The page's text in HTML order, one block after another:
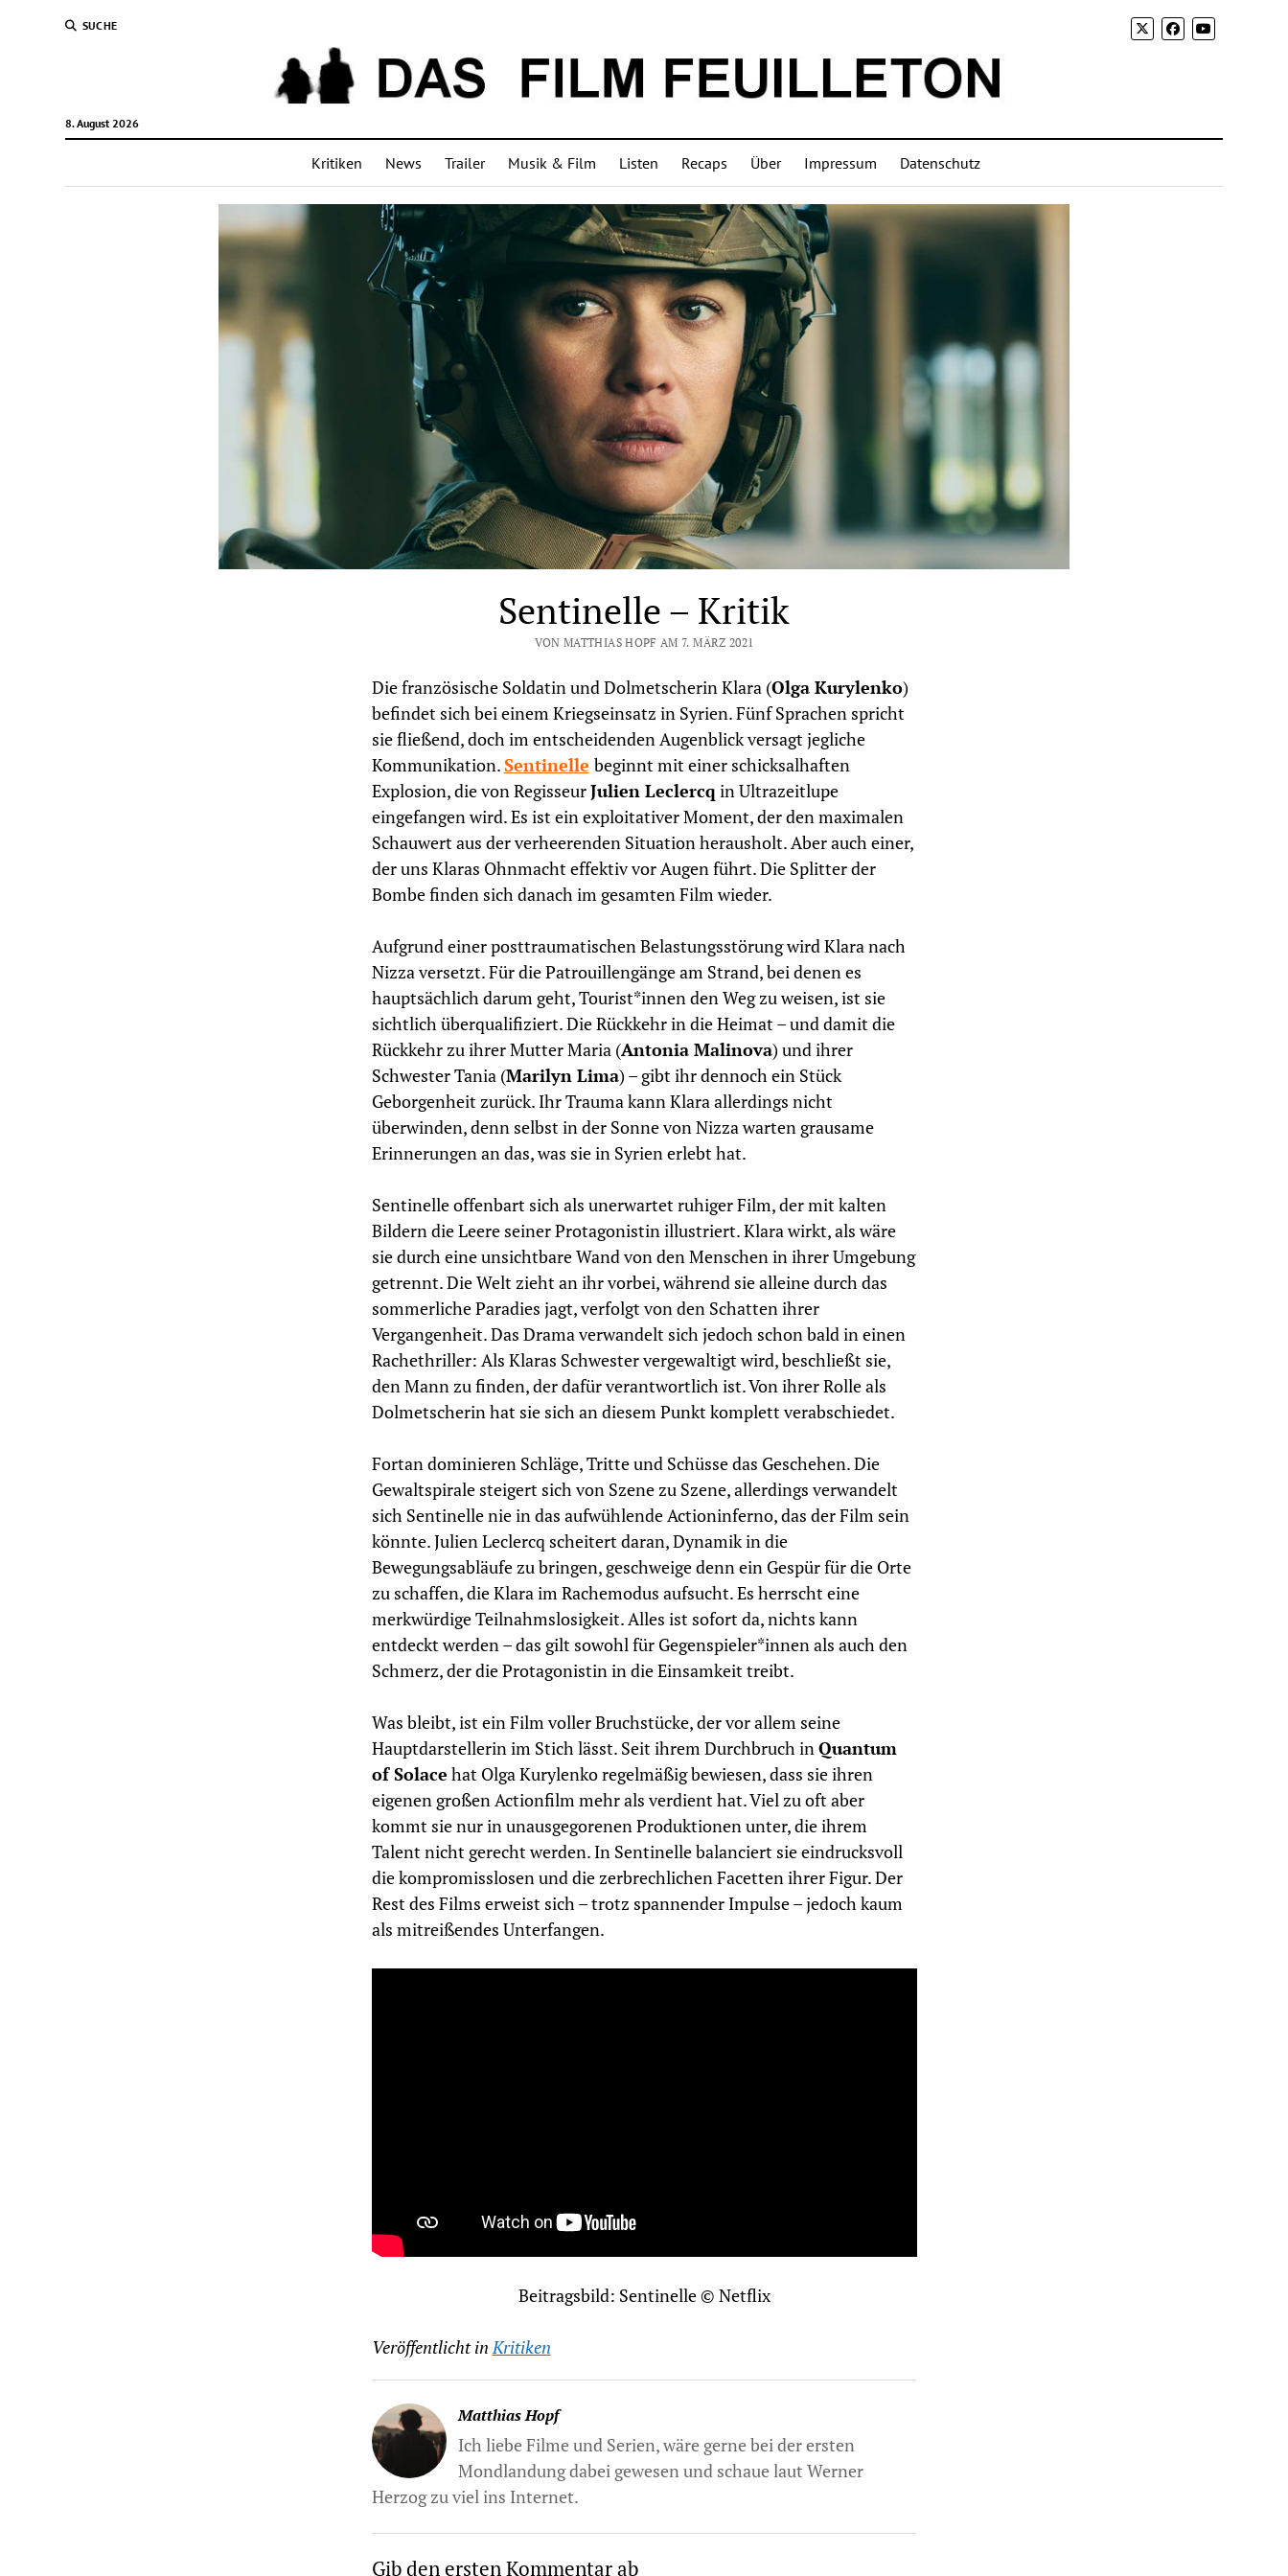
SUCHE
8. August 2026
Kritiken News Trailer Musik & Film Listen Recaps Über Impressum Datenschutz
Sentinelle – Kritik
VON MATTHIAS HOPF AM 7. MÄRZ 2021
Die französische Soldatin und Dolmetscherin Klara (Olga Kurylenko)
befindet sich bei einem Kriegseinsatz in Syrien. Fünf Sprachen spricht
sie fließend, doch im entscheidenden Augenblick versagt jegliche
Kommunikation.Sentinelle beginnt mit einer schicksalhaften
Explosion, die von RegisseurJulien Leclercq in Ultrazeitlupe
eingefangen wird. Es ist ein exploitativer Moment, der den maximalen
Schauwert aus der verheerenden Situation herausholt. Aber auch einer,
der uns Klaras Ohnmacht effektiv vor Augen führt. Die Splitter der
Bombe finden sich danach im gesamten Film wieder.
Aufgrund einer posttraumatischen Belastungsstörung wird Klara nach
Nizza versetzt. Für die Patrouillengänge am Strand, bei denen es
hauptsächlich darum geht, Tourist*innen den Weg zu weisen, ist sie
sichtlich überqualifiziert. Die Rückkehr in die Heimat – und damit die
Rückkehr zu ihrer Mutter Maria (Antonia Malinova) und ihrer
Schwester Tania (Marilyn Lima) – gibt ihr dennoch ein Stück
Geborgenheit zurück. Ihr Trauma kann Klara allerdings nicht
überwinden, denn selbst in der Sonne von Nizza warten grausame
Erinnerungen an das, was sie in Syrien erlebt hat.
Sentinelle offenbart sich als unerwartet ruhiger Film, der mit kalten
Bildern die Leere seiner Protagonistin illustriert. Klara wirkt, als wäre
sie durch eine unsichtbare Wand von den Menschen in ihrer Umgebung
getrennt. Die Welt zieht an ihr vorbei, während sie alleine durch das
sommerliche Paradies jagt, verfolgt von den Schatten ihrer
Vergangenheit. Das Drama verwandelt sich jedoch schon bald in einen
Rachethriller: Als Klaras Schwester vergewaltigt wird, beschließt sie,
den Mann zu finden, der dafür verantwortlich ist. Von ihrer Rolle als
Dolmetscherin hat sie sich an diesem Punkt komplett verabschiedet.
Fortan dominieren Schläge, Tritte und Schüsse das Geschehen. Die
Gewaltspirale steigert sich von Szene zu Szene, allerdings verwandelt
sich Sentinelle nie in das aufwühlende Actioninferno, das der Film sein
könnte. Julien Leclercq scheitert daran, Dynamik in die
Bewegungsabläufe zu bringen, geschweige denn ein Gespür für die Orte
zu schaffen, die Klara im Rachemodus aufsucht. Es herrscht eine
merkwürdige Teilnahmslosigkeit. Alles ist sofort da, nichts kann
entdeckt werden – das gilt sowohl für Gegenspieler*innen als auch den
Schmerz, der die Protagonistin in die Einsamkeit treibt.
Was bleibt, ist ein Film voller Bruchstücke, der vor allem seine
Hauptdarstellerin im Stich lässt. Seit ihrem Durchbruch inQuantum
of Solace hat Olga Kurylenko regelmäßig bewiesen, dass sie ihren
eigenen großen Actionfilm mehr als verdient hat. Viel zu oft aber
kommt sie nur in unausgegorenen Produktionen unter, die ihrem
Talent nicht gerecht werden. In Sentinelle balanciert sie eindrucksvoll
die kompromisslosen und die zerbrechlichen Facetten ihrer Figur. Der
Rest des Films erweist sich – trotz spannender Impulse – jedoch kaum
als mitreißendes Unterfangen.
Beitragsbild: Sentinelle © Netflix
Veröffentlicht inKritiken
Matthias Hopf
Ich liebe Filme und Serien, wäre gerne bei der ersten
Mondlandung dabei gewesen und schaue laut Werner
Herzog zu viel ins Internet.
Gib den ersten Kommentar ab